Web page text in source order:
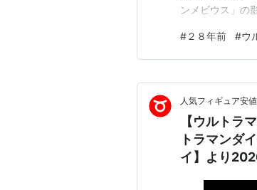
ンメビウス」の
ルタイプがお気
は、たしかどこ
#２８年前 #ウ
人気フィギュア安
【ウルトラ
トラマンダ
イ】より